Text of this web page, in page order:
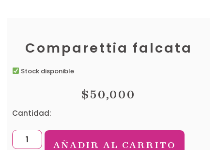
Comparettia falcata
Stock disponible
$50,000
Cantidad:
AÑADIR AL CARRITO